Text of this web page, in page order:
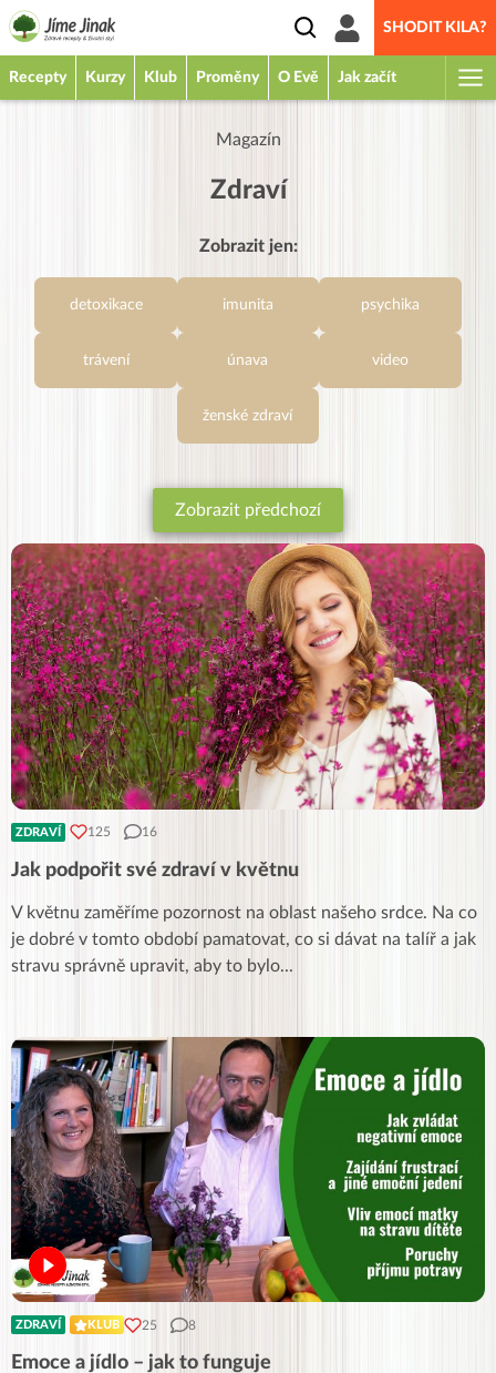
SHODIT KILA?
Recepty Kurzy Klub Proměny O Evě Jak začít
Magazín
Zdraví
Zobrazit jen:
detoxikace imunita psychika
trávení únava video
ženské zdraví
Zobrazit předchozí
ZDRAVÍ 125 16
Jak podpořit své zdraví v květnu
V květnu zaměříme pozornost na oblast našeho srdce. Na co
je dobré v tomto období pamatovat, co si dávat na talíř a jak
stravu správně upravit, aby to bylo...
ZDRAVÍ KLUB 25 8
Emoce a jídlo – jak to funguje